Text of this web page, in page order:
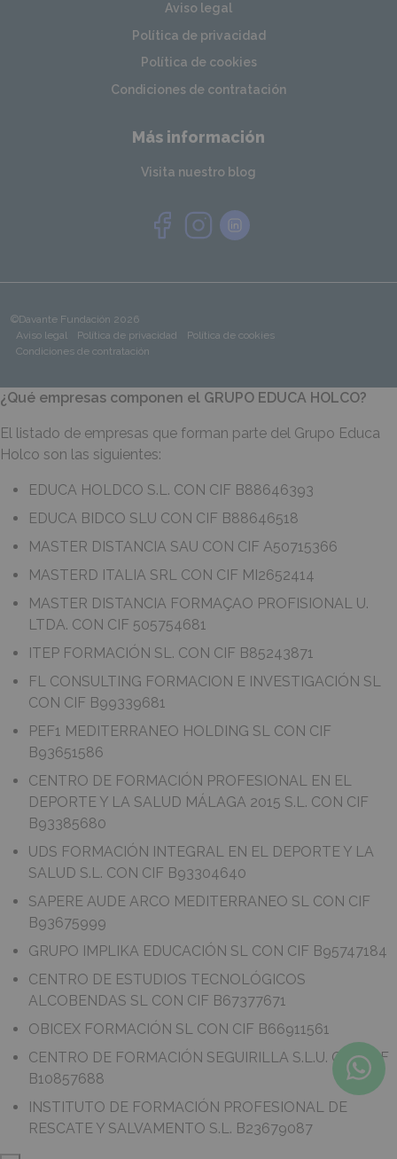
Aviso legal
Política de privacidad
Política de cookies
Condiciones de contratación
Más información
Visita nuestro blog
©Davante Fundación 2026
Aviso legal
Política de privacidad
Política de cookies
Condiciones de contratación
¿Qué empresas componen el GRUPO EDUCA HOLCO?
El listado de empresas que forman parte del Grupo Educa
Holco son las siguientes:
EDUCA HOLDCO S.L. CON CIF B88646393
EDUCA BIDCO SLU CON CIF B88646518
MASTER DISTANCIA SAU CON CIF A50715366
MASTERD ITALIA SRL CON CIF MI2652414
MASTER DISTANCIA FORMAÇAO PROFISIONAL U.
LTDA. CON CIF 505754681
ITEP FORMACIÓN SL. CON CIF B85243871
FL CONSULTING FORMACION E INVESTIGACIÓN SL
CON CIF B99339681
PEF1 MEDITERRANEO HOLDING SL CON CIF
B93651586
CENTRO DE FORMACIÓN PROFESIONAL EN EL
DEPORTE Y LA SALUD MÁLAGA 2015 S.L. CON CIF
B93385680
UDS FORMACIÓN INTEGRAL EN EL DEPORTE Y LA
SALUD S.L. CON CIF B93304640
SAPERE AUDE ARCO MEDITERRANEO SL CON CIF
B93675999
GRUPO IMPLIKA EDUCACIÓN SL CON CIF B95747184
CENTRO DE ESTUDIOS TECNOLÓGICOS
ALCOBENDAS SL CON CIF B67377671
OBICEX FORMACIÓN SL CON CIF B66911561
CENTRO DE FORMACIÓN SEGUIRILLA S.L.U. CON CIF
B10857688
INSTITUTO DE FORMACIÓN PROFESIONAL DE
RESCATE Y SALVAMENTO S.L. B23679087